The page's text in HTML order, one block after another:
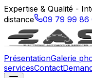
Expertise & Qualité -
distance
09 79 99 86
PrésentationGalerie
servicesContact